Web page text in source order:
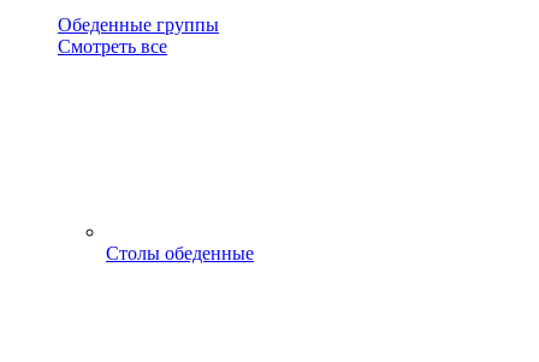
Обеденные группы
Смотреть все
Столы обеденные